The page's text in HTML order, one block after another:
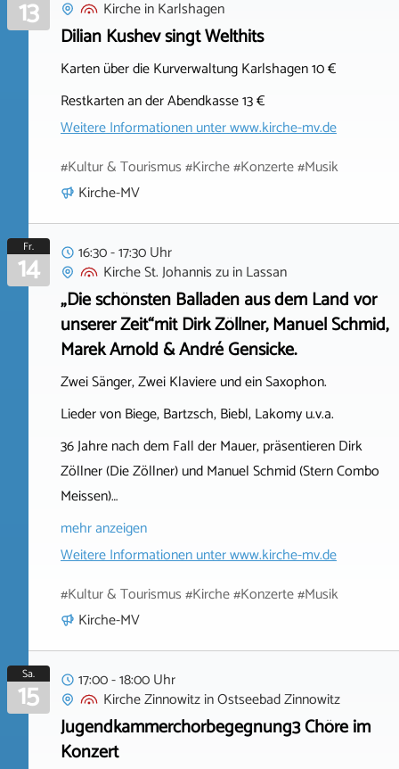
13
KircheinKarlshagen
Dilian Kushev singt Welthits
Karten über die Kurverwaltung Karlshagen 10 €
Restkarten an der Abendkasse 13 €
Weitere Informationen unterwww.kirche-mv.de
#Kultur & Tourismus #Kirche #Konzerte #Musik
Kirche-MV
Fr.
14
16:30 - 17:30 Uhr
Kirche St. Johannis zuinLassan
„Die schönsten Balladen aus dem Land vor
unserer Zeit“mit Dirk Zöllner, Manuel Schmid,
Marek Arnold & André Gensicke.
Zwei Sänger, Zwei Klaviere und ein Saxophon.
Lieder von Biege, Bartzsch, Biebl, Lakomy u.v.a.
36 Jahre nach dem Fall der Mauer, präsentieren Dirk
Zöllner (Die Zöllner) und Manuel Schmid (Stern Combo
Meissen)…
mehr anzeigen
Weitere Informationen unterwww.kirche-mv.de
#Kultur & Tourismus #Kirche #Konzerte #Musik
Kirche-MV
Sa.
15
17:00 - 18:00 Uhr
Kirche ZinnowitzinOstseebad Zinnowitz
Jugendkammerchorbegegnung3 Chöre im
Konzert